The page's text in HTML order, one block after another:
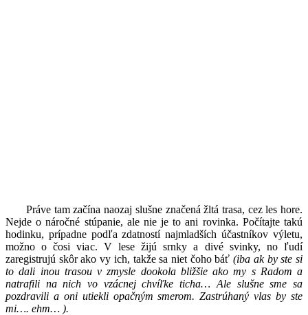
Práve tam začína naozaj slušne značená žltá trasa, cez les hore.
Nejde o náročné stúpanie, ale nie je to ani rovinka. Počítajte takú
hodinku, prípadne podľa zdatností najmladších účastníkov výletu,
možno o čosi viac. V lese žijú srnky a divé svinky, no ľudí
zaregistrujú skôr ako vy ich, takže sa niet čoho báť(iba ak by ste si
to dali inou trasou v zmysle dookola bližšie ako my s Radom a
natrafili na nich vo vzácnej chvíľke ticha… Ale slušne sme sa
pozdravili a oni utiekli opačným smerom. Zastrúhaný vlas by ste
mi…. ehm… ).